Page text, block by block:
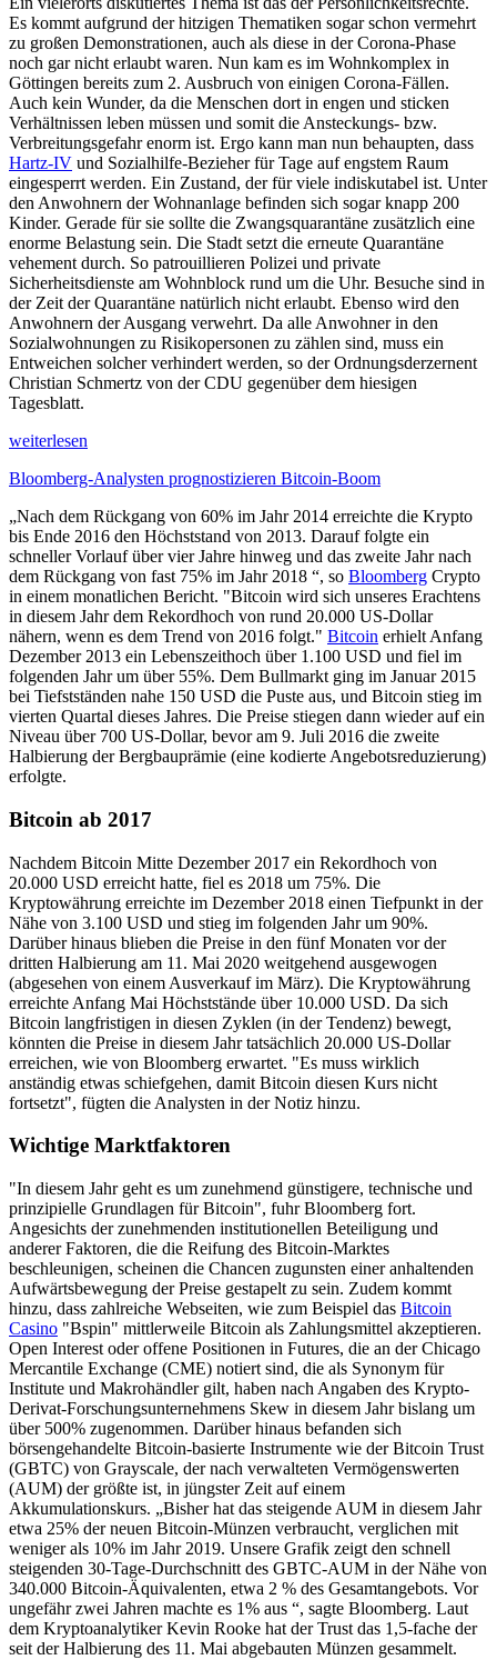
Es kommt aufgrund der hitzigen Thematiken sogar schon vermehrt
zu großen Demonstrationen, auch als diese in der Corona-Phase
noch gar nicht erlaubt waren. Nun kam es im Wohnkomplex in
Göttingen bereits zum 2. Ausbruch von einigen Corona-Fällen.
Auch kein Wunder, da die Menschen dort in engen und sticken
Verhältnissen leben müssen und somit die Ansteckungs- bzw.
Verbreitungsgefahr enorm ist. Ergo kann man nun behaupten, dass
Hartz-IV und Sozialhilfe-Bezieher für Tage auf engstem Raum
eingesperrt werden. Ein Zustand, der für viele indiskutabel ist. Unter
den Anwohnern der Wohnanlage befinden sich sogar knapp 200
Kinder. Gerade für sie sollte die Zwangsquarantäne zusätzlich eine
enorme Belastung sein. Die Stadt setzt die erneute Quarantäne
vehement durch. So patrouillieren Polizei und private
Sicherheitsdienste am Wohnblock rund um die Uhr. Besuche sind in
der Zeit der Quarantäne natürlich nicht erlaubt. Ebenso wird den
Anwohnern der Ausgang verwehrt. Da alle Anwohner in den
Sozialwohnungen zu Risikopersonen zu zählen sind, muss ein
Entweichen solcher verhindert werden, so der Ordnungsderzernent
Christian Schmertz von der CDU gegenüber dem hiesigen
Tagesblatt.
weiterlesen
Bloomberg-Analysten prognostizieren Bitcoin-Boom
„Nach dem Rückgang von 60% im Jahr 2014 erreichte die Krypto
bis Ende 2016 den Höchststand von 2013. Darauf folgte ein
schneller Vorlauf über vier Jahre hinweg und das zweite Jahr nach
dem Rückgang von fast 75% im Jahr 2018 “, so Bloomberg Crypto
in einem monatlichen Bericht. "Bitcoin wird sich unseres Erachtens
in diesem Jahr dem Rekordhoch von rund 20.000 US-Dollar
nähern, wenn es dem Trend von 2016 folgt." Bitcoin erhielt Anfang
Dezember 2013 ein Lebenszeithoch über 1.100 USD und fiel im
folgenden Jahr um über 55%. Dem Bullmarkt ging im Januar 2015
bei Tiefstständen nahe 150 USD die Puste aus, und Bitcoin stieg im
vierten Quartal dieses Jahres. Die Preise stiegen dann wieder auf ein
Niveau über 700 US-Dollar, bevor am 9. Juli 2016 die zweite
Halbierung der Bergbauprämie (eine kodierte Angebotsreduzierung)
erfolgte.
Bitcoin ab 2017
Nachdem Bitcoin Mitte Dezember 2017 ein Rekordhoch von
20.000 USD erreicht hatte, fiel es 2018 um 75%. Die
Kryptowährung erreichte im Dezember 2018 einen Tiefpunkt in der
Nähe von 3.100 USD und stieg im folgenden Jahr um 90%.
Darüber hinaus blieben die Preise in den fünf Monaten vor der
dritten Halbierung am 11. Mai 2020 weitgehend ausgewogen
(abgesehen von einem Ausverkauf im März). Die Kryptowährung
erreichte Anfang Mai Höchststände über 10.000 USD. Da sich
Bitcoin langfristigen in diesen Zyklen (in der Tendenz) bewegt,
könnten die Preise in diesem Jahr tatsächlich 20.000 US-Dollar
erreichen, wie von Bloomberg erwartet. "Es muss wirklich
anständig etwas schiefgehen, damit Bitcoin diesen Kurs nicht
fortsetzt", fügten die Analysten in der Notiz hinzu.
Wichtige Marktfaktoren
"In diesem Jahr geht es um zunehmend günstigere, technische und
prinzipielle Grundlagen für Bitcoin", fuhr Bloomberg fort.
Angesichts der zunehmenden institutionellen Beteiligung und
anderer Faktoren, die die Reifung des Bitcoin-Marktes
beschleunigen, scheinen die Chancen zugunsten einer anhaltenden
Aufwärtsbewegung der Preise gestapelt zu sein. Zudem kommt
hinzu, dass zahlreiche Webseiten, wie zum Beispiel das Bitcoin
Casino "Bspin" mittlerweile Bitcoin als Zahlungsmittel akzeptieren.
Open Interest oder offene Positionen in Futures, die an der Chicago
Mercantile Exchange (CME) notiert sind, die als Synonym für
Institute und Makrohändler gilt, haben nach Angaben des Krypto-
Derivat-Forschungsunternehmens Skew in diesem Jahr bislang um
über 500% zugenommen. Darüber hinaus befanden sich
börsengehandelte Bitcoin-basierte Instrumente wie der Bitcoin Trust
(GBTC) von Grayscale, der nach verwalteten Vermögenswerten
(AUM) der größte ist, in jüngster Zeit auf einem
Akkumulationskurs. „Bisher hat das steigende AUM in diesem Jahr
etwa 25% der neuen Bitcoin-Münzen verbraucht, verglichen mit
weniger als 10% im Jahr 2019. Unsere Grafik zeigt den schnell
steigenden 30-Tage-Durchschnitt des GBTC-AUM in der Nähe von
340.000 Bitcoin-Äquivalenten, etwa 2 % des Gesamtangebots. Vor
ungefähr zwei Jahren machte es 1% aus “, sagte Bloomberg. Laut
dem Kryptoanalytiker Kevin Rooke hat der Trust das 1,5-fache der
seit der Halbierung des 11. Mai abgebauten Münzen gesammelt.